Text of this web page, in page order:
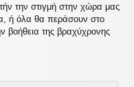
την στιγμή στην χώρα μας
ή όλα θα περάσουν στο
βοήθεια της βραχύχρονης